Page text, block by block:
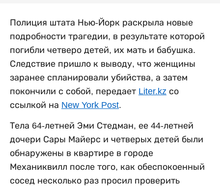
Полиция штата Нью-Йорк раскрыла новые
подробности трагедии, в результате которой
погибли четверо детей, их мать и бабушка.
Следствие пришло к выводу, что женщины
заранее спланировали убийства, а затем
покончили с собой, передает Liter.kz со
ссылкой на New York Post.
Тела 64-летней Эми Стедман, ее 44-летней
дочери Сары Майерс и четверых детей были
обнаружены в квартире в городе
Механиквилл после того, как обеспокоенный
сосед несколько раз просил проверить